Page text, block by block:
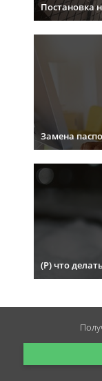
Постановка
Замена
(Р) что